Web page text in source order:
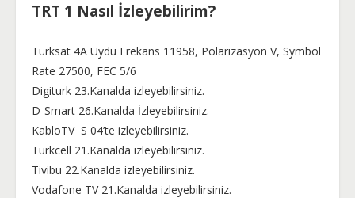
TRT 1 Nasıl İzleyebilirim?
Türksat 4A Uydu Frekans 11958, Polarizasyon V, Symbol
Rate 27500, FEC 5/6
Digiturk 23.Kanalda izleyebilirsiniz.
D-Smart 26.Kanalda İzleyebilirsiniz.
KabloTV S 04’te izleyebilirsiniz.
Turkcell 21.Kanalda izleyebilirsiniz.
Tivibu 22.Kanalda izleyebilirsiniz.
Vodafone TV 21.Kanalda izleyebilirsiniz.